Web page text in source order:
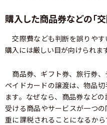
購入した商品券などの「
交際費なども判断を誤りや
購入には厳しい目が向けられま
商品券、ギフト券、旅行券、
ペイドカードの譲渡は、物品
ます。なぜなら、商品券など
受ける商品やサービスが一つ
重に課税されることになるか